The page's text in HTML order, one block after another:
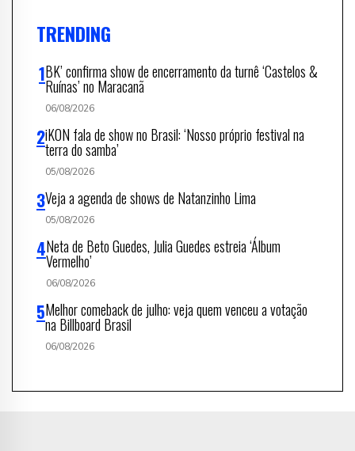
TRENDING
BK’ confirma show de encerramento da turnê ‘Castelos &
Ruínas’ no Maracanã
06/08/2026
iKON fala de show no Brasil: ‘Nosso próprio festival na
terra do samba’
05/08/2026
Veja a agenda de shows de Natanzinho Lima
05/08/2026
Neta de Beto Guedes, Julia Guedes estreia ‘Álbum
Vermelho’
06/08/2026
Melhor comeback de julho: veja quem venceu a votação
na Billboard Brasil
06/08/2026